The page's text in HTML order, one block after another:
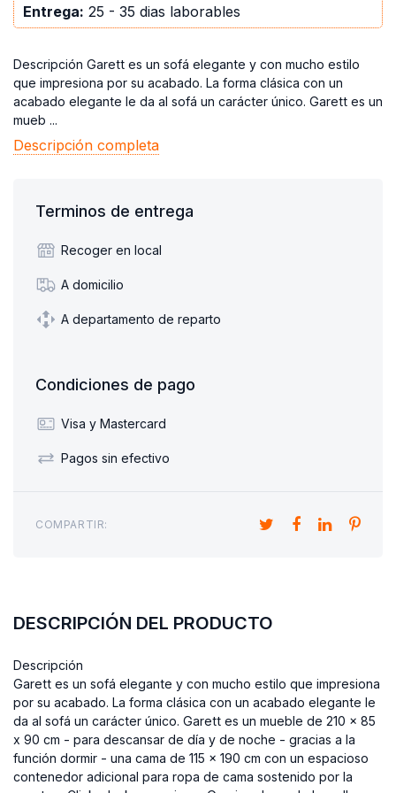
Entrega: 25 - 35 dias laborables
Descripción Garett es un sofá elegante y con mucho estilo
que impresiona por su acabado. La forma clásica con un
acabado elegante le da al sofá un carácter único. Garett es un
mueb ...
Descripción completa
Terminos de entrega
Recoger en local
A domicilio
A departamento de reparto
Condiciones de pago
Visa y Mastercard
Pagos sin efectivo
COMPARTIR:
DESCRIPCIÓN DEL PRODUCTO
Descripción
Garett es un sofá elegante y con mucho estilo que impresiona
por su acabado. La forma clásica con un acabado elegante le
da al sofá un carácter único. Garett es un mueble de 210 x 85
x 90 cm - para descansar de día y de noche - gracias a la
función dormir - una cama de 115 x 190 cm con un espacioso
contenedor adicional para ropa de cama sostenido por la